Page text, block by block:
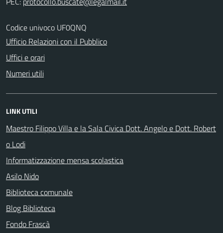
Codice univoco UF0QNQ
Ufficio Relazioni con il Pubblico
Uffici e orari
Numeri utili
LINK UTILI
Maestro Filippo Villa e la Sala Civica Dott. Angelo e Dott. Robert
o Lodi
Informatizzazione mensa scolastica
Asilo Nido
Biblioteca comunale
Blog Biblioteca
Fondo Frascà